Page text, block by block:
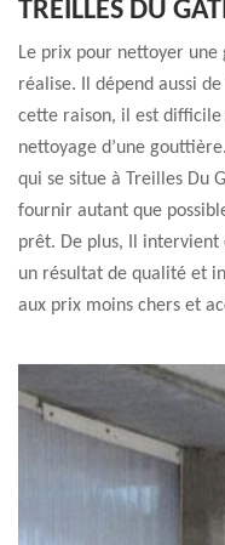
TREILLES DU
Le prix pour nettoyer
réalise. Il dépend aussi
cette raison, il est
nettoyage d’une
qui se situe à Treilles Du
fournir autant que
prêt. De plus, Il
un résultat de qualité et
aux prix moins chers et